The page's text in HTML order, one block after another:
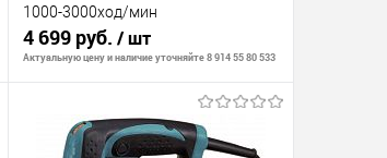
1000-3000ход/мин
4 699 руб. / шт
Актуальную цену и наличие уточняйте 8 914 55 80 533
В корзину